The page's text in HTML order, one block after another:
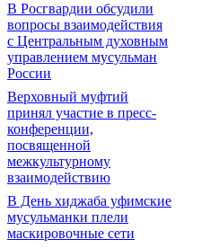
В Росгвардии обсудили
вопросы взаимодействия
с Центральным духовным
управлением мусульман
России
Верховный муфтий
принял участие в пресс-
конференции,
посвященной
межкультурному
взаимодействию
В День хиджаба уфимские
мусульманки плели
маскировочные сети